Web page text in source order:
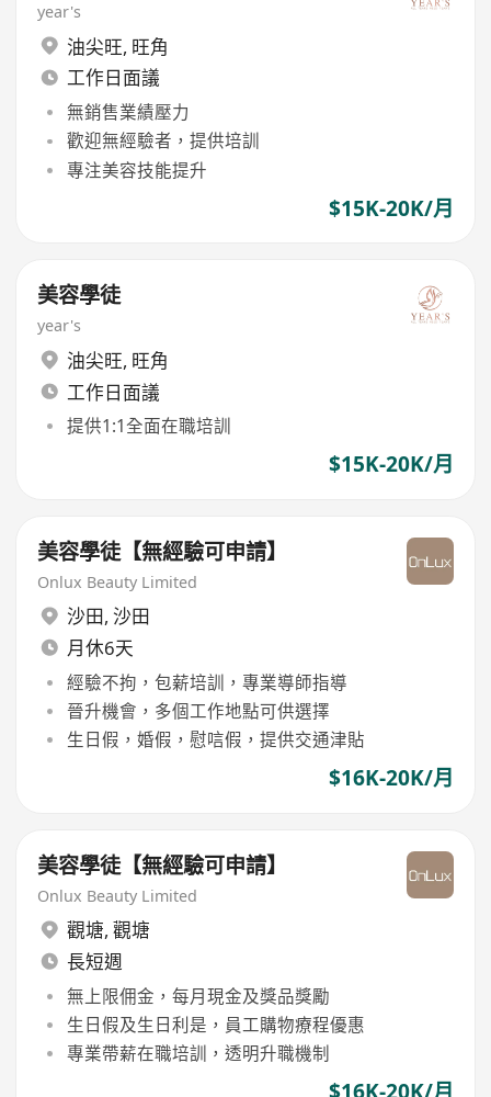
year's
油尖旺, 旺角
工作日面議
無銷售業績壓力
歡迎無經驗者，提供培訓
專注美容技能提升
$15K-20K/月
美容學徒
year's
油尖旺, 旺角
工作日面議
提供1:1全面在職培訓
$15K-20K/月
美容學徒【無經驗可申請】
Onlux Beauty Limited
沙田, 沙田
月休6天
經驗不拘，包薪培訓，專業導師指導
晉升機會，多個工作地點可供選擇
生日假，婚假，慰唁假，提供交通津貼
$16K-20K/月
美容學徒【無經驗可申請】
Onlux Beauty Limited
觀塘, 觀塘
長短週
無上限佣金，每月現金及獎品獎勵
生日假及生日利是，員工購物療程優惠
專業帶薪在職培訓，透明升職機制